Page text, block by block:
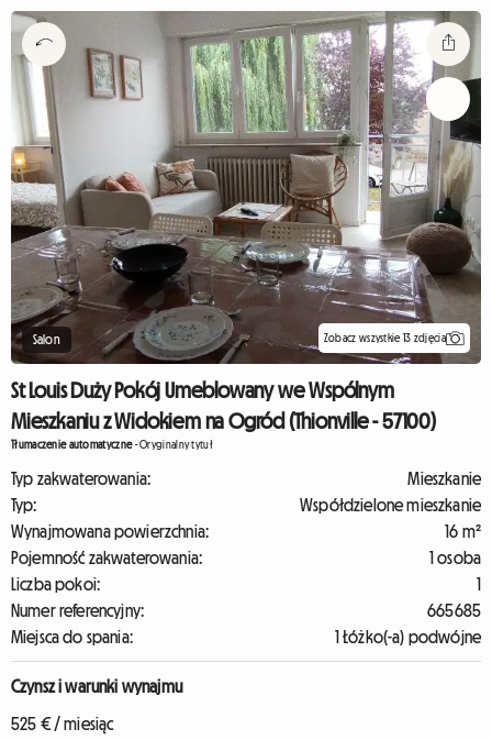
Salon Zobacz wszystkie 13 zdjęcia
St Louis Duży Pokój Umeblowany we Wspólnym
Mieszkaniu z Widokiem na Ogród (Thionville - 57100)
Tłumaczenie automatyczne-Oryginalny tytuł
Typ zakwaterowania:
Mieszkanie
Typ:
Współdzielone mieszkanie
Wynajmowana powierzchnia:
16 m²
Pojemność zakwaterowania:
1 osoba
Liczba pokoi:
1
Numer referencyjny:
665685
Miejsca do spania:
1 Łóżko(-a) podwójne
Czynsz i warunki wynajmu
525 € / miesiąc